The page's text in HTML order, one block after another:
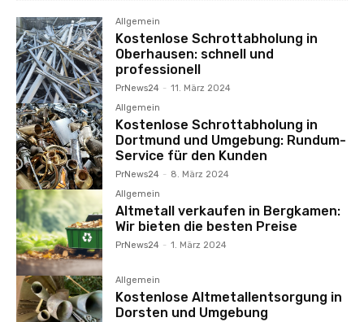
Allgemein
Kostenlose Schrottabholung in
Oberhausen: schnell und
professionell
PrNews24 - 11. März 2024
Allgemein
Kostenlose Schrottabholung in
Dortmund und Umgebung: Rundum-
Service für den Kunden
PrNews24 - 8. März 2024
Allgemein
Altmetall verkaufen in Bergkamen:
Wir bieten die besten Preise
PrNews24 - 1. März 2024
Allgemein
Kostenlose Altmetallentsorgung in
Dorsten und Umgebung